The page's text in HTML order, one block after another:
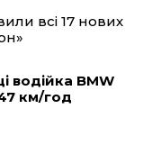
всі 17 нових
водійка BMW
км/год